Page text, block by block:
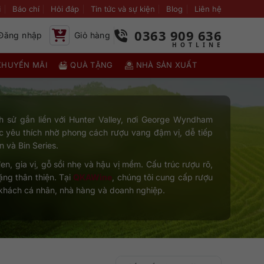
Báo chí Hỏi đáp Tin tức và sự kiện Blog Liên hệ
nhập Giỏ hàng 0363 909 636
MÃI QUÀ TẶNG NHÀ SẢN XUẤT
sử gắn liền với Hunter Valley, nơi George Wyndham
thích nhờ phong cách rượu vang đậm vị, dễ tiếp
và Bin Series.
gia vị, gỗ sồi nhẹ và hậu vị mềm. Cấu trúc rượu rõ,
thân thiện. Tại QKAWine , chúng tôi cung cấp rượu
cá nhân, nhà hàng và doanh nghiệp.